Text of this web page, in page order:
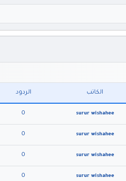
الكاتب الردود
surur wishahee
0
surur wishahee
0
surur wishahee
0
surur wishahee
0